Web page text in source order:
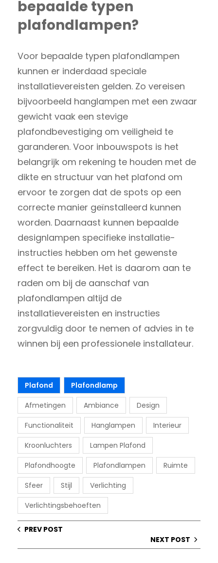
bepaalde typen
plafondlampen?
Voor bepaalde typen plafondlampen
kunnen er inderdaad speciale
installatievereisten gelden. Zo vereisen
bijvoorbeeld hanglampen met een zwaar
gewicht vaak een stevige
plafondbevestiging om veiligheid te
garanderen. Voor inbouwspots is het
belangrijk om rekening te houden met de
dikte en structuur van het plafond om
ervoor te zorgen dat de spots op een
correcte manier geïnstalleerd kunnen
worden. Daarnaast kunnen bepaalde
designlampen specifieke installatie-
instructies hebben om het gewenste
effect te bereiken. Het is daarom aan te
raden om bij de aanschaf van
plafondlampen altijd de
installatievereisten en instructies
zorgvuldig door te nemen of advies in te
winnen bij een professionele installateur.
Plafond Plafondlamp
Afmetingen Ambiance Design
Functionaliteit Hanglampen Interieur
Kroonluchters Lampen Plafond
Plafondhoogte Plafondlampen Ruimte
Sfeer Stijl Verlichting
Verlichtingsbehoeften
PREV POST
NEXT POST